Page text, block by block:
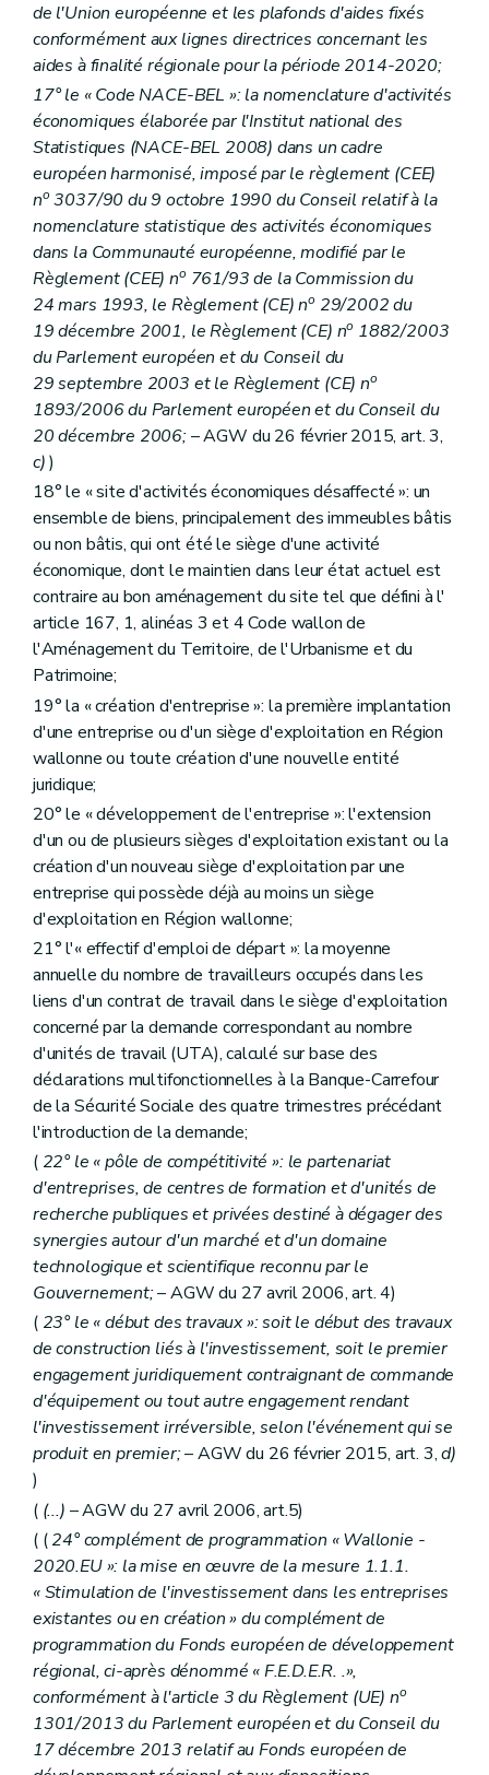
de l'Union européenne et les plafonds d'aides fixés
conformément aux lignes directrices concernant les
aides à finalité régionale pour la période 2014-2020;
17° le « Code NACE-BEL »: la nomenclature d'activités
économiques élaborée par l'Institut national des
Statistiques (NACE-BEL 2008) dans un cadre
européen harmonisé, imposé par le règlement (CEE)
no 3037/90 du 9 octobre 1990 du Conseil relatif à la
nomenclature statistique des activités économiques
dans la Communauté européenne, modifié par le
Règlement (CEE) no 761/93 de la Commission du
24 mars 1993, le Règlement (CE) no 29/2002 du
19 décembre 2001, le Règlement (CE) no 1882/2003
du Parlement européen et du Conseil du
29 septembre 2003 et le Règlement (CE) no
1893/2006 du Parlement européen et du Conseil du
20 décembre 2006;– AGW du 26 février 2015, art. 3,
c))
18° le « site d'activités économiques désaffecté »: un
ensemble de biens, principalement des immeubles bâtis
ou non bâtis, qui ont été le siège d'une activité
économique, dont le maintien dans leur état actuel est
contraire au bon aménagement du site tel que défini à l'
article 167, 1, alinéas 3 et 4 Code wallon de
l'Aménagement du Territoire, de l'Urbanisme et du
Patrimoine;
19° la « création d'entreprise »: la première implantation
d'une entreprise ou d'un siège d'exploitation en Région
wallonne ou toute création d'une nouvelle entité
juridique;
20° le « développement de l'entreprise »: l'extension
d'un ou de plusieurs sièges d'exploitation existant ou la
création d'un nouveau siège d'exploitation par une
entreprise qui possède déjà au moins un siège
d'exploitation en Région wallonne;
21° l'« effectif d'emploi de départ »: la moyenne
annuelle du nombre de travailleurs occupés dans les
liens d'un contrat de travail dans le siège d'exploitation
concerné par la demande correspondant au nombre
d'unités de travail (UTA), calculé sur base des
déclarations multifonctionnelles à la Banque-Carrefour
de la Sécurité Sociale des quatre trimestres précédant
l'introduction de la demande;
( 22° le « pôle de compétitivité »: le partenariat
d'entreprises, de centres de formation et d'unités de
recherche publiques et privées destiné à dégager des
synergies autour d'un marché et d'un domaine
technologique et scientifique reconnu par le
Gouvernement;– AGW du 27 avril 2006, art. 4)
( 23° le « début des travaux »: soit le début des travaux
de construction liés à l'investissement, soit le premier
engagement juridiquement contraignant de commande
d'équipement ou tout autre engagement rendant
l'investissement irréversible, selon l'événement qui se
produit en premier;– AGW du 26 février 2015, art. 3,d)
)
( (...) – AGW du 27 avril 2006, art.5)
( (24° complément de programmation « Wallonie -
2020.EU »: la mise en œuvre de la mesure 1.1.1.
« Stimulation de l'investissement dans les entreprises
existantes ou en création » du complément de
programmation du Fonds européen de développement
régional, ci-après dénommé « F.E.D.E.R. .»,
conformément à l'article 3 du Règlement (UE) no
1301/2013 du Parlement européen et du Conseil du
17 décembre 2013 relatif au Fonds européen de